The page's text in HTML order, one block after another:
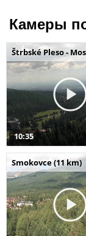
Камеры
Štrbské Pleso -
10:35
Smokovce (11 km)